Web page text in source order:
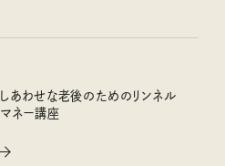
しあわせな老後のためのリンネル
マネー講座